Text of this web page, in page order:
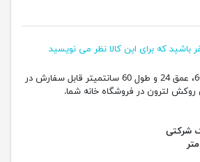
باشید که برای این کالا نظر می نویسید
کتابخانه فارا ، با ارتفاع 60، عمق 24 و طول 60 سانتمیتر قابل سفارش در
لترون در فروشگاه خانه شما.
شرکتی